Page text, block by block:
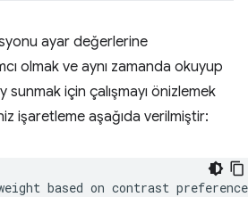
ayar değerlerine
olmak ve aynı zamanda okuyup
için çalışmayı önizlemek
işaretleme aşağıda verilmiştir:
based on contrast